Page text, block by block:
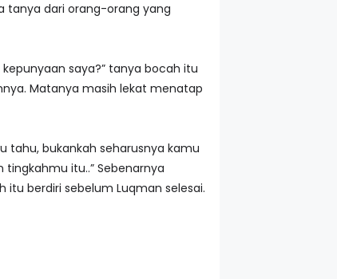
tanya dari orang-orang yang
saya?” tanya bocah itu
Matanya masih lekat menatap
tahu, bukankah seharusnya kamu
itu..” Sebenarnya
berdiri sebelum Luqman selesai.